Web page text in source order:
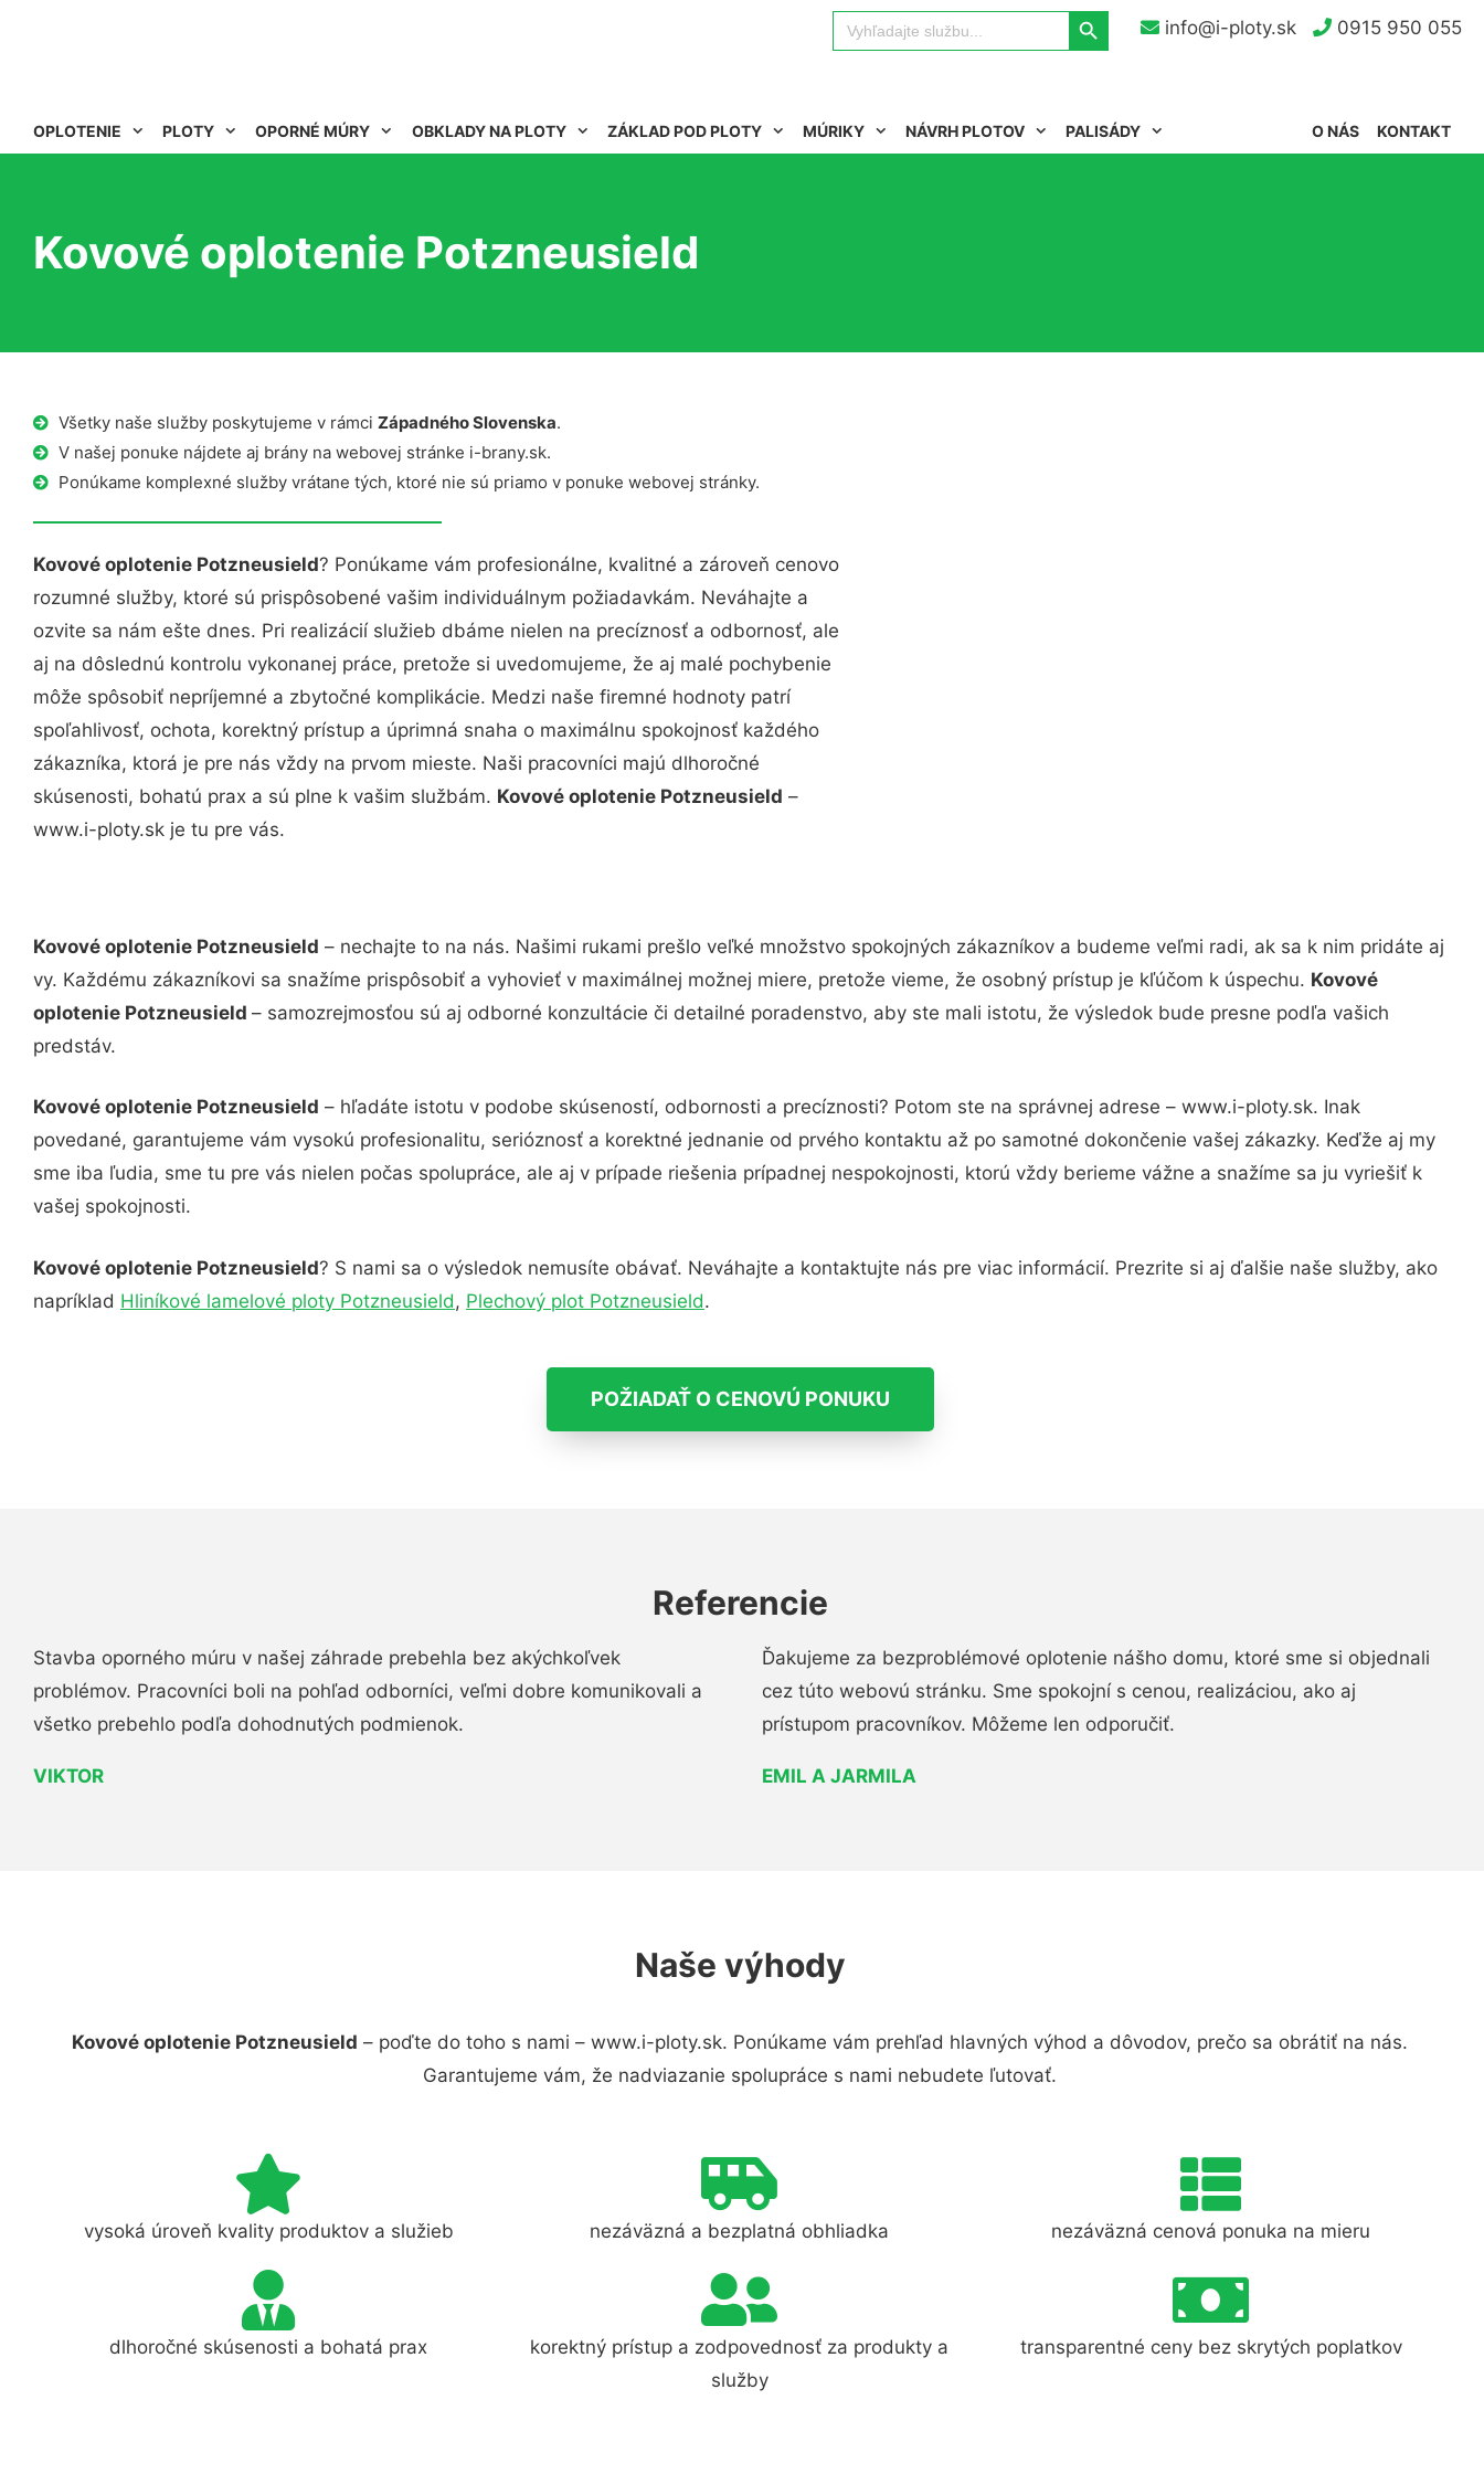
info@i-ploty.sk 0915 950 055
Search
for:
Search Button
OPLOTENIE PLOTY OPORNÉ MÚRY OBKLADY NA PLOTY ZÁKLAD POD PLOTY MÚRIKY NÁVRH PLOTOV PALISÁDY KONTAKT
O NÁS
Kovové oplotenie Potzneusield
Všetky naše služby poskytujeme v rámci Západného Slovenska.
V našej ponuke nájdete aj brány na webovej stránke i-brany.sk.
Ponúkame komplexné služby vrátane tých, ktoré nie sú priamo v ponuke webovej stránky.
Kovové oplotenie Potzneusield? Ponúkame vám profesionálne, kvalitné a zároveň cenovo
rozumné služby, ktoré sú prispôsobené vašim individuálnym požiadavkám. Neváhajte a
ozvite sa nám ešte dnes. Pri realizácií služieb dbáme nielen na precíznosť a odbornosť, ale
aj na dôslednú kontrolu vykonanej práce, pretože si uvedomujeme, že aj malé pochybenie
môže spôsobiť nepríjemné a zbytočné komplikácie. Medzi naše firemné hodnoty patrí
spoľahlivosť, ochota, korektný prístup a úprimná snaha o maximálnu spokojnosť každého
zákazníka, ktorá je pre nás vždy na prvom mieste. Naši pracovníci majú dlhoročné
skúsenosti, bohatú prax a sú plne k vašim službám. Kovové oplotenie Potzneusield –
www.i-ploty.sk je tu pre vás.
Kovové oplotenie Potzneusield – nechajte to na nás. Našimi rukami prešlo veľké množstvo spokojných zákazníkov a budeme veľmi radi, ak sa k nim pridáte aj
vy. Každému zákazníkovi sa snažíme prispôsobiť a vyhovieť v maximálnej možnej miere, pretože vieme, že osobný prístup je kľúčom k úspechu. Kovové
oplotenie Potzneusield – samozrejmosťou sú aj odborné konzultácie či detailné poradenstvo, aby ste mali istotu, že výsledok bude presne podľa vašich
predstáv.
Kovové oplotenie Potzneusield – hľadáte istotu v podobe skúseností, odbornosti a precíznosti? Potom ste na správnej adrese – www.i-ploty.sk. Inak
povedané, garantujeme vám vysokú profesionalitu, serióznosť a korektné jednanie od prvého kontaktu až po samotné dokončenie vašej zákazky. Keďže aj my
sme iba ľudia, sme tu pre vás nielen počas spolupráce, ale aj v prípade riešenia prípadnej nespokojnosti, ktorú vždy berieme vážne a snažíme sa ju vyriešiť k
vašej spokojnosti.
Kovové oplotenie Potzneusield? S nami sa o výsledok nemusíte obávať. Neváhajte a kontaktujte nás pre viac informácií. Prezrite si aj ďalšie naše služby, ako
napríklad Hliníkové lamelové ploty Potzneusield , Plechový plot Potzneusield.
POŽIADAŤ O CENOVÚ PONUKU
Referencie
Stavba oporného múru v našej záhrade prebehla bez akýchkoľvek
problémov. Pracovníci boli na pohľad odborníci, veľmi dobre komunikovali a
všetko prebehlo podľa dohodnutých podmienok.
VIKTOR
Ďakujeme za bezproblémové oplotenie nášho domu, ktoré sme si objednali
cez túto webovú stránku. Sme spokojní s cenou, realizáciou, ako aj
prístupom pracovníkov. Môžeme len odporučiť.
EMIL A JARMILA
Naše výhody
Kovové oplotenie Potzneusield – poďte do toho s nami – www.i-ploty.sk. Ponúkame vám prehľad hlavných výhod a dôvodov, prečo sa obrátiť na nás.
Garantujeme vám, že nadviazanie spolupráce s nami nebudete ľutovať.
vysoká úroveň kvality produktov a služieb nezáväzná a bezplatná obhliadka nezáväzná cenová ponuka na mieru
dlhoročné skúsenosti a bohatá prax
korektný prístup a zodpovednosť za produkty a
služby
transparentné ceny bez skrytých poplatkov